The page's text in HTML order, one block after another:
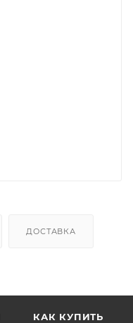
ДОСТАВКА
КАК КУПИТЬ